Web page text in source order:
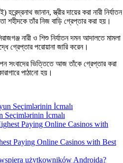
জানান, স্ত্রীর দায়ের করা নারী নির্যাতন
শহীদকে তাঁর নিজ বাড়ি গ্রেপ্তার করা হয়।
নারী ও শিশু নির্যাতন দমন আদালতে মামলা
গ্রেপ্তার পরোয়ানা জারি করেন।
সংবাদের ভিত্তিতে আজ তাঁকে গ্রেপ্তার করা
পাঠানো হয়।
Seçimlərinin İcmalı
Paying Online Casinos with Best